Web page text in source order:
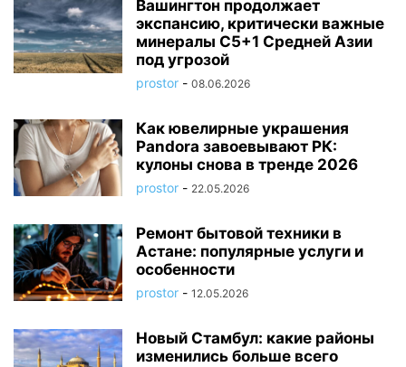
Вашингтон продолжает
экспансию, критически важные
минералы C5+1 Средней Азии
под угрозой
prostor - 08.06.2026
Как ювелирные украшения
Pandora завоевывают РК:
кулоны снова в тренде 2026
prostor - 22.05.2026
Ремонт бытовой техники в
Астане: популярные услуги и
особенности
prostor - 12.05.2026
Новый Стамбул: какие районы
изменились больше всего